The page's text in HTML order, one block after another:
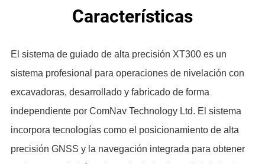
Características
El sistema de guiado de alta precisión XT300 es un
sistema profesional para operaciones de nivelación con
excavadoras, desarrollado y fabricado de forma
independiente por ComNav Technology Ltd. El sistema
incorpora tecnologías como el posicionamiento de alta
precisión GNSS y la navegación integrada para obtener